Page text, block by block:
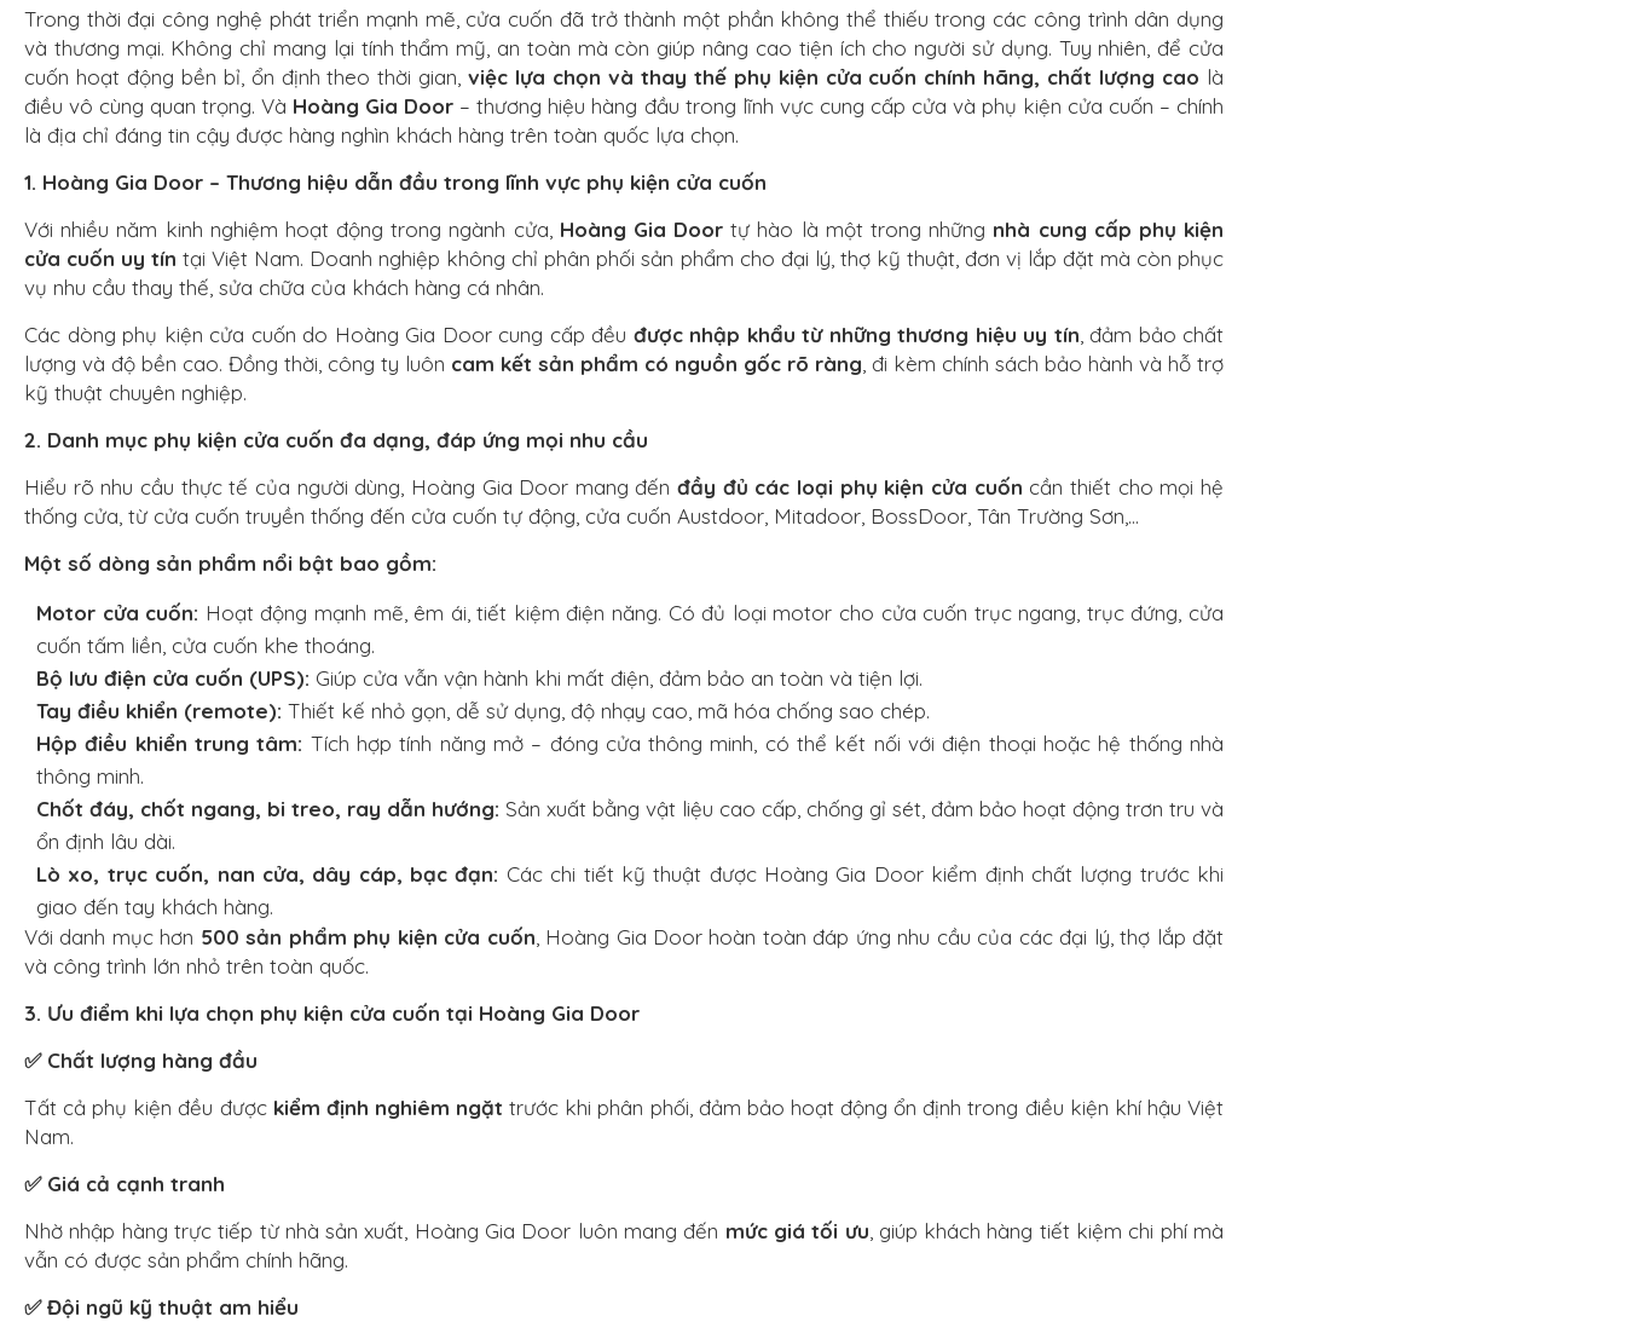
Trong thời đại công nghệ phát triển mạnh mẽ, cửa cuốn đã trở thành một phần không thể thiếu trong các công trình dân dụng
và thương mại. Không chỉ mang lại tính thẩm mỹ, an toàn mà còn giúp nâng cao tiện ích cho người sử dụng. Tuy nhiên, để cửa
cuốn hoạt động bền bỉ, ổn định theo thời gian,việc lựa chọn và thay thế phụ kiện cửa cuốn chính hãng, chất lượng cao là
điều vô cùng quan trọng. Và Hoàng Gia Door – thương hiệu hàng đầu trong lĩnh vực cung cấp cửa và phụ kiện cửa cuốn – chính
là địa chỉ đáng tin cậy được hàng nghìn khách hàng trên toàn quốc lựa chọn.
1. Hoàng Gia Door – Thương hiệu dẫn đầu trong lĩnh vực phụ kiện cửa cuốn
Với nhiều năm kinh nghiệm hoạt động trong ngành cửa, Hoàng Gia Door tự hào là một trong những nhà cung cấp phụ kiện
cửa cuốn uy tín tại Việt Nam. Doanh nghiệp không chỉ phân phối sản phẩm cho đại lý, thợ kỹ thuật, đơn vị lắp đặt mà còn phục
vụ nhu cầu thay thế, sửa chữa của khách hàng cá nhân.
Các dòng phụ kiện cửa cuốn do Hoàng Gia Door cung cấp đều được nhập khẩu từ những thương hiệu uy tín, đảm bảo chất
lượng và độ bền cao. Đồng thời, công ty luôn cam kết sản phẩm có nguồn gốc rõ ràng, đi kèm chính sách bảo hành và hỗ trợ
kỹ thuật chuyên nghiệp.
2. Danh mục phụ kiện cửa cuốn đa dạng, đáp ứng mọi nhu cầu
Hiểu rõ nhu cầu thực tế của người dùng, Hoàng Gia Door mang đếnđầy đủ các loại phụ kiện cửa cuốn cần thiết cho mọi hệ
thống cửa, từ cửa cuốn truyền thống đến cửa cuốn tự động, cửa cuốn Austdoor, Mitadoor, BossDoor, Tân Trường Sơn,...
Một số dòng sản phẩm nổi bật bao gồm:
Motor cửa cuốn: Hoạt động mạnh mẽ, êm ái, tiết kiệm điện năng. Có đủ loại motor cho cửa cuốn trục ngang, trục đứng, cửa
cuốn tấm liền, cửa cuốn khe thoáng.
Bộ lưu điện cửa cuốn (UPS): Giúp cửa vẫn vận hành khi mất điện, đảm bảo an toàn và tiện lợi.
Tay điều khiển (remote): Thiết kế nhỏ gọn, dễ sử dụng, độ nhạy cao, mã hóa chống sao chép.
Hộp điều khiển trung tâm: Tích hợp tính năng mở – đóng cửa thông minh, có thể kết nối với điện thoại hoặc hệ thống nhà
thông minh.
Chốt đáy, chốt ngang, bi treo, ray dẫn hướng: Sản xuất bằng vật liệu cao cấp, chống gỉ sét, đảm bảo hoạt động trơn tru và
ổn định lâu dài.
Lò xo, trục cuốn, nan cửa, dây cáp, bạc đạn: Các chi tiết kỹ thuật được Hoàng Gia Door kiểm định chất lượng trước khi
giao đến tay khách hàng.
Với danh mục hơn 500 sản phẩm phụ kiện cửa cuốn, Hoàng Gia Door hoàn toàn đáp ứng nhu cầu của các đại lý, thợ lắp đặt
và công trình lớn nhỏ trên toàn quốc.
3. Ưu điểm khi lựa chọn phụ kiện cửa cuốn tại Hoàng Gia Door
✅ Chất lượng hàng đầu
Tất cả phụ kiện đều được kiểm định nghiêm ngặt trước khi phân phối, đảm bảo hoạt động ổn định trong điều kiện khí hậu Việt
Nam.
✅ Giá cả cạnh tranh
Nhờ nhập hàng trực tiếp từ nhà sản xuất, Hoàng Gia Door luôn mang đến mức giá tối ưu, giúp khách hàng tiết kiệm chi phí mà
vẫn có được sản phẩm chính hãng.
✅ Đội ngũ kỹ thuật am hiểu